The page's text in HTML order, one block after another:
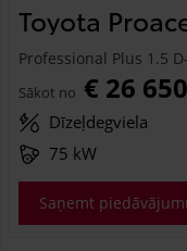
Toyota
Professional Plus 1.5
Sākot no € 26 650
Dīzeļdegviela
75 kW
Saņemt